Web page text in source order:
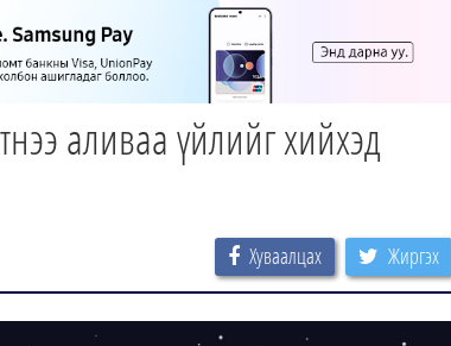
аливаа үйлийг хийхэд
Хуваалцах Жиргэх